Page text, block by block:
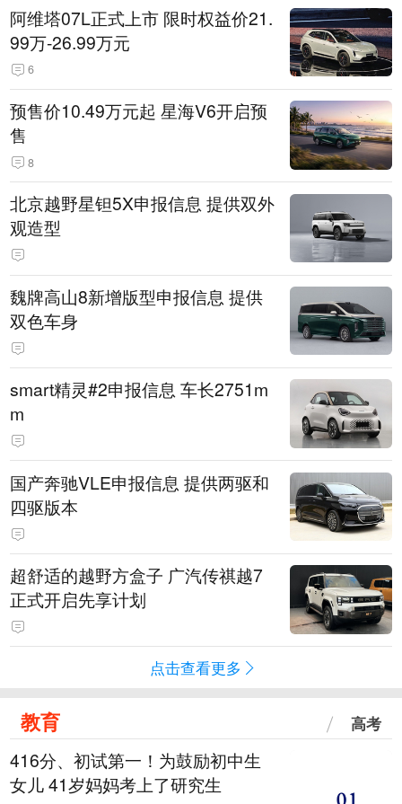
阿维塔07L正式上市 限时权益价21.
99万-26.99万元
6
预售价10.49万元起 星海V6开启预
售
8
北京越野星钽5X申报信息 提供双外
观造型
魏牌高山8新增版型申报信息 提供
双色车身
smart精灵#2申报信息 车长2751m
m
国产奔驰VLE申报信息 提供两驱和
四驱版本
超舒适的越野方盒子 广汽传祺越7
正式开启先享计划
点击查看更多
教育 高考
416分、初试第一！为鼓励初中生
女儿 41岁妈妈考上了研究生